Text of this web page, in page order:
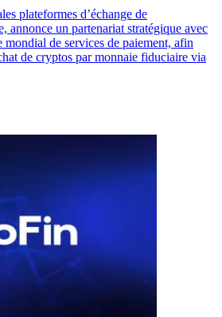
plateformes d’échange de
annonce un partenariat stratégique avec
de services de paiement, afin
de cryptos par monnaie fiduciaire via